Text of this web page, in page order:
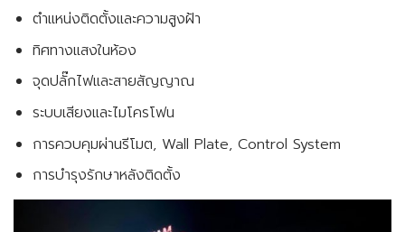
ตำแหน่งติดตั้งและความสูงฝ้า
ทิศทางแสงในห้อง
จุดปลั๊กไฟและสายสัญญาณ
ระบบเสียงและไมโครโฟน
การควบคุมผ่านรีโมต, Wall Plate, Control System
การบำรุงรักษาหลังติดตั้ง